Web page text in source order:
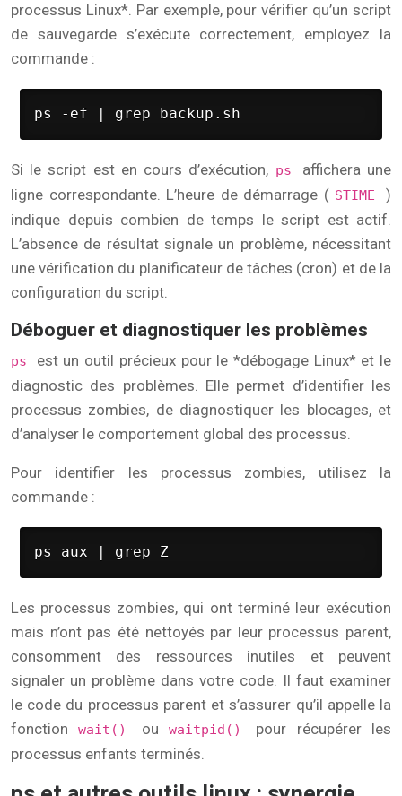
processus Linux*. Par exemple, pour vérifier qu’un script
de sauvegarde s’exécute correctement, employez la
commande :
ps -ef | grep backup.sh
Si le script est en cours d’exécution, ps affichera une
ligne correspondante. L’heure de démarrage ( STIME )
indique depuis combien de temps le script est actif.
L’absence de résultat signale un problème, nécessitant
une vérification du planificateur de tâches (cron) et de la
configuration du script.
Déboguer et diagnostiquer les problèmes
ps est un outil précieux pour le *débogage Linux* et le
diagnostic des problèmes. Elle permet d’identifier les
processus zombies, de diagnostiquer les blocages, et
d’analyser le comportement global des processus.
Pour identifier les processus zombies, utilisez la
commande :
ps aux | grep Z
Les processus zombies, qui ont terminé leur exécution
mais n’ont pas été nettoyés par leur processus parent,
consomment des ressources inutiles et peuvent
signaler un problème dans votre code. Il faut examiner
le code du processus parent et s’assurer qu’il appelle la
fonctionwait() ouwaitpid() pour récupérer les
processus enfants terminés.